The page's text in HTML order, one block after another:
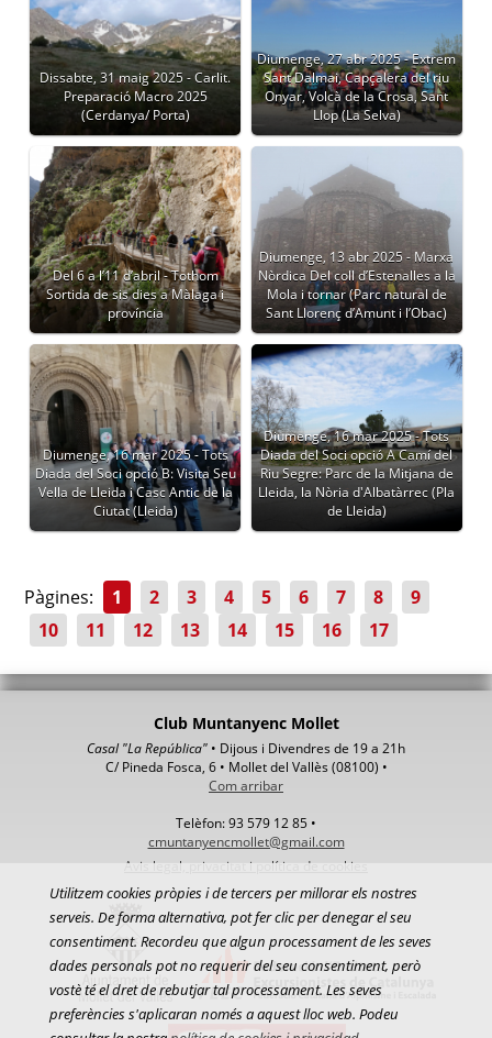
Dissabte, 31 maig 2025 - Carlit.
Preparació Macro 2025
(Cerdanya/ Porta)
Diumenge, 27 abr 2025 - Extrem
Sant Dalmai, Capçalera del riu
Onyar, Volcà de la Crosa, Sant
Llop (La Selva)
Del 6 a l’11 d’abril - Tothom
Sortida de sis dies a Màlaga i
província
Diumenge, 13 abr 2025 - Marxa
Nòrdica Del coll d’Estenalles a la
Mola i tornar (Parc natural de
Sant Llorenç d’Amunt i l’Obac)
Diumenge, 16 mar 2025 - Tots
Diada del Soci opció B: Visita Seu
Vella de Lleida i Casc Antic de la
Ciutat (Lleida)
Diumenge, 16 mar 2025 - Tots
Diada del Soci opció A Camí del
Riu Segre: Parc de la Mitjana de
Lleida, la Nòria d'Albatàrrec (Pla
de Lleida)
Pàgines: 1 2 3 4 5 6 7 8
9
10
11 12 13 14 15 16 17
Club Muntanyenc Mollet
Casal "La República" • Dijous i Divendres de 19 a 21h
C/ Pineda Fosca, 6 • Mollet del Vallès (08100) •
Com arribar
Telèfon: 93 579 12 85 •
cmuntanyencmollet@gmail.com
Avis legal, privacitat i política de cookies
Utilitzem cookies pròpies i de tercers per millorar els nostres
serveis. De forma alternativa, pot fer clic per denegar el seu
consentiment. Recordeu que algun processament de les seves
dades personals pot no requerir del seu consentiment, però
vostè té el dret de rebutjar tal processament. Les seves
preferències s'aplicaran només a aquest lloc web. Podeu